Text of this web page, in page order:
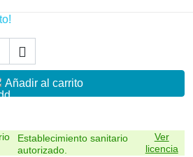

Añadir al carrito
Establecimiento sanitario
autorizado.
Ver
licencia